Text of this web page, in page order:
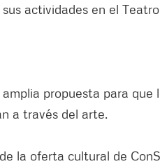
actividades en el
propuesta para que
a través del arte.
la oferta cultural de